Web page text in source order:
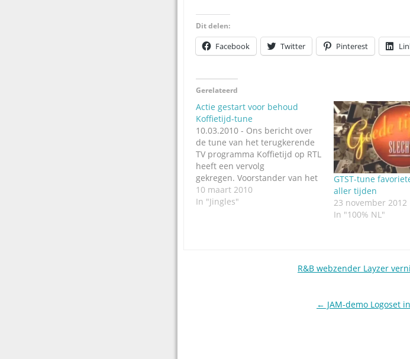
Dit delen:
Facebook Twitter Pinterest
Gerelateerd
Actie gestart voor behoud
Koffietijd-tune
10.03.2010 - Ons bericht over
de tune van het terugkerende
TV programma Koffietijd op RTL
heeft een vervolg
gekregen. Voorstander van het
behoud van bekende tv-tunes,
Richard van Iperen, is een actie
10 maart 2010
In "Jingles"
GTST-tune
aller tijden
23 november 2012
In "100% NL"
R&B webzender Layzer
← JAM-demo Logoset